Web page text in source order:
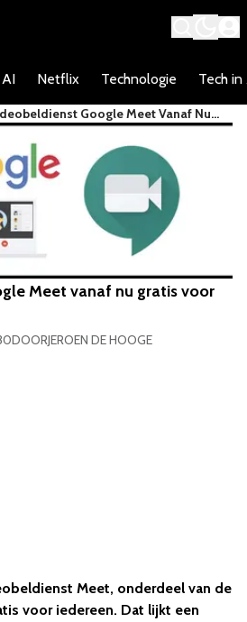
AI Netflix Technologie Tech in
Google Meet Vanaf Nu
Voor Iedereen.
Meet vanaf nu gratis voor
DOORJEROEN DE HOOGE
Meet, onderdeel van de
voor iedereen. Dat lijkt een